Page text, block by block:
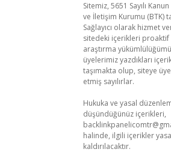
Sitemiz, 5651 Sayılı
ve İletişim Kurumu (BTK)
Sağlayıcı olarak hizmet
sitedeki içerikleri
araştırma
üyelerimiz yazdıkları
taşımakta olup, siteye
etmiş sayılırlar.
Hukuka ve yasal
düşündüğünüz içerikleri,
halinde, ilgili içerikler
kaldırılacaktır.